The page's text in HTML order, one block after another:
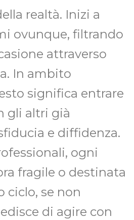
realtà. Inizi a
ovunque, filtrando
attraverso
In ambito
significa entrare
gli altri già
e diffidenza.
ogni
fragile o destinata
ciclo, se non
di agire con